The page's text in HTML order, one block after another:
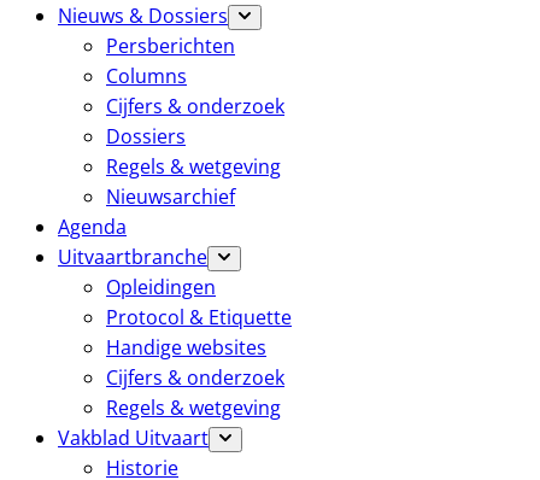
Nieuws & Dossiers
Persberichten
Columns
Cijfers & onderzoek
Dossiers
Regels & wetgeving
Nieuwsarchief
Agenda
Uitvaartbranche
Opleidingen
Protocol & Etiquette
Handige websites
Cijfers & onderzoek
Regels & wetgeving
Vakblad Uitvaart
Historie